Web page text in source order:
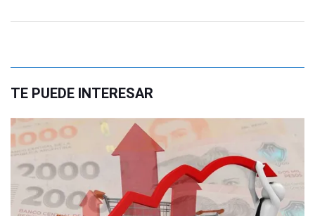
TE PUEDE INTERESAR